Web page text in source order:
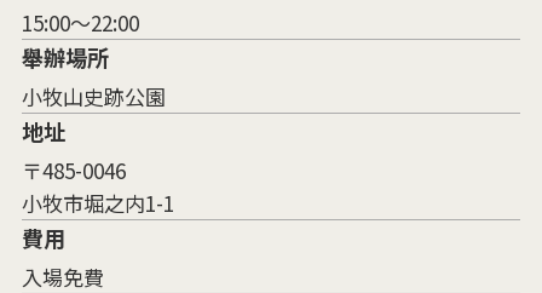
15:00～22:00
舉辦場所
小牧山史跡公園
地址
〒485-0046
小牧市堀之内1-1
費用
入場免費